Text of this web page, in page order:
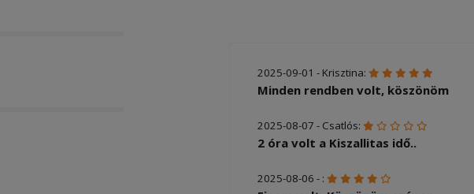
2025-09-01 - Krisztina:
Minden rendben volt, köszönöm
2025-08-07 - Csatlós:
2 óra volt a Kiszallitas idő..
2025-08-06 - :